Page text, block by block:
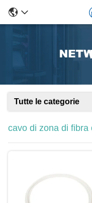
Tutte le categorie
cavo di zona di fibra